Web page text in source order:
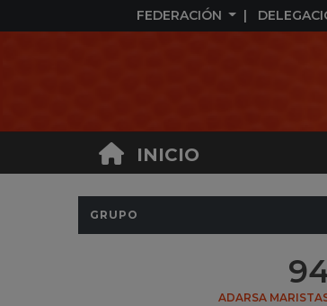
FEDERACIÓN
INICIO
GRUPO
ADARSA